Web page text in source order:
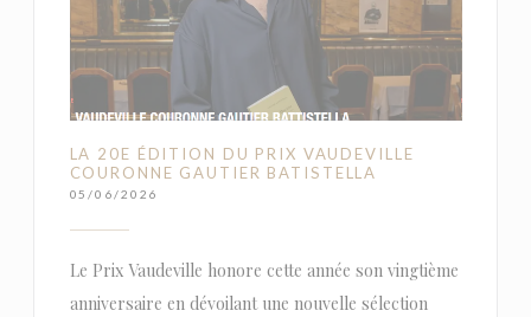
LA 20E ÉDITION DU PRIX VAUDEVILLE
COURONNE GAUTIER BATISTELLA
05/06/2026
Le Prix Vaudeville honore cette année son vingtième
anniversaire en dévoilant une nouvelle sélection